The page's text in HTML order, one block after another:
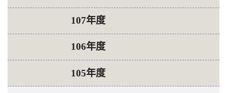
107年度
106年度
105年度